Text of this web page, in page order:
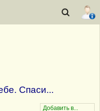
Спаси...